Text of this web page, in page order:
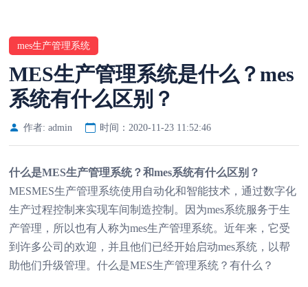
mes生产管理系统
MES生产管理系统是什么？mes
系统有什么区别？
作者: admin 时间：2020-11-23 11:52:46
什么是MES生产管理系统？和mes系统有什么区别？
MESMES生产管理系统使用自动化和智能技术，通过数字化
生产过程控制来实现车间制造控制。因为mes系统服务于生
产管理，所以也有人称为mes生产管理系统。近年来，它受
到许多公司的欢迎，并且他们已经开始启动mes系统 ，以帮
助他们升级管理。什么是MES生产管理系统？有什么？